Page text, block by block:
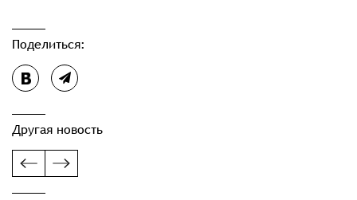
Поделиться:
Другая новость